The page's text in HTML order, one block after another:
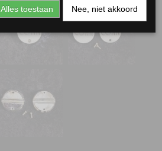
Alles toestaan Nee, niet akkoord